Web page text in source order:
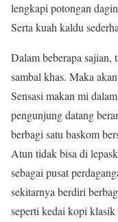
lengkapi potongan
Serta kuah kaldu
Dalam beberapa sajian,
sambal khas. Maka
Sensasi makan mi
pengunjung datang
berbagi satu baskom
Atun tidak bisa di
sebagai pusat
sekitarnya berdiri
seperti kedai kopi